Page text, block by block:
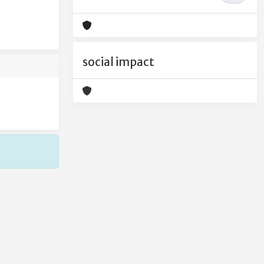
social impact